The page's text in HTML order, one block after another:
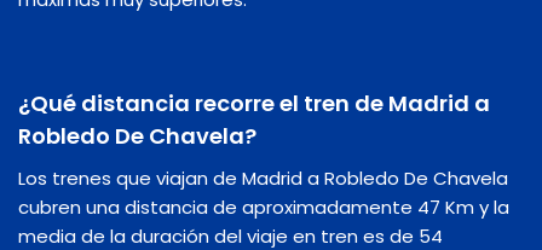
¿Qué distancia recorre el tren de Madrid a
Robledo De Chavela?
Los trenes que viajan de Madrid a Robledo De Chavela
cubren una distancia de aproximadamente 47 Km y la
media de la duración del viaje en tren es de 54